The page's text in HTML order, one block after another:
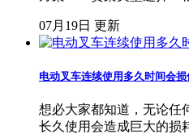
07月19日 更新
电动叉车连续使用多久时间会损
想必大家都知道，无论任
长久使用会造成巨大的损